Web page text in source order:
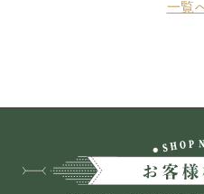
一覧